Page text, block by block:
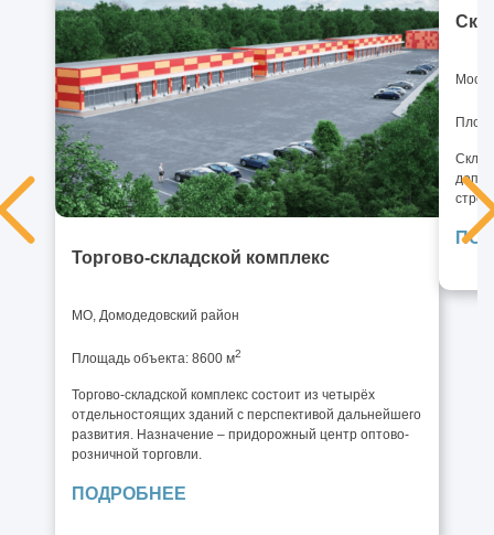
Торгово-складской комплекс
МО, Домодедовский район
Площадь объекта: 8600 м2
Торгово-складской комплекс состоит из четырёх
отдельностоящих зданий с перспективой дальнейшего
развития. Назначение – придорожный центр оптово-
розничной торговли.
ПОДРОБНЕЕ